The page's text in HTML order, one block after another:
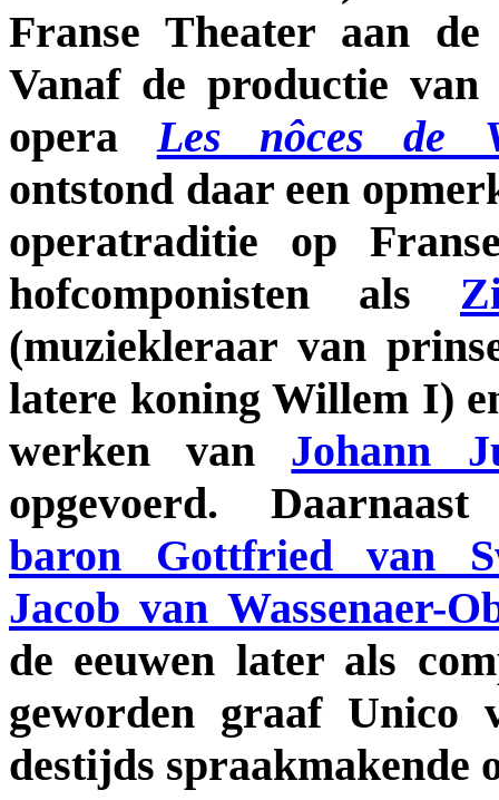
Franse Theater aan de
Vanaf de productie van
opera Les nôces de
ontstond daar een
operatraditie op
hofcomponisten als
(muziekleraar van
latere koning Willem I)
werken van Johann
opgevoerd. Daarnaast
baron Gottfried van
Jacob van Wassenaer-
de eeuwen later als
geworden graaf Unico
destijds spraakmakende